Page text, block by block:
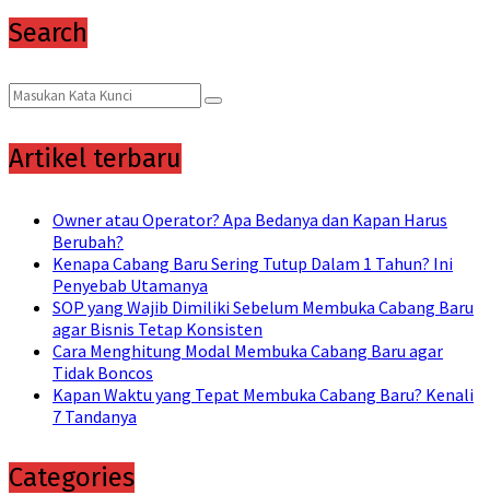
Search
Search
for:
Search
Artikel terbaru
Owner atau Operator? Apa Bedanya dan Kapan Harus
Berubah?
Kenapa Cabang Baru Sering Tutup Dalam 1 Tahun? Ini
Penyebab Utamanya
SOP yang Wajib Dimiliki Sebelum Membuka Cabang Baru
agar Bisnis Tetap Konsisten
Cara Menghitung Modal Membuka Cabang Baru agar
Tidak Boncos
Kapan Waktu yang Tepat Membuka Cabang Baru? Kenali
7 Tandanya
Categories